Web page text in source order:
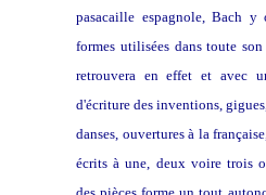
pasacaille espagnole, Bach y
formes utilisées dans toute
retrouvera en effet et avec
d'écriture des inventions,
danses, ouvertures à la
écrits à une, deux voire trois